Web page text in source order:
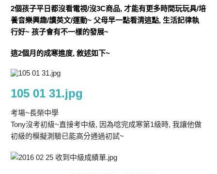
2個孩子平日都沒看電視/沒3C商品, 才能有更多時間玩玩具/培
養音樂興趣/讀英文/運動~ 父母早一點看清這點, 生活記律執
行好~ 孩子會有不一樣的發展~
這2個月的成寒進度, 敘述如下~
105 01 31.jpg
考場~長榮中學
Tony沒考初級~直接考中級, 因為唸完成寒第1級時, 我讓他做
初級的模擬測驗已能高分通過初試~